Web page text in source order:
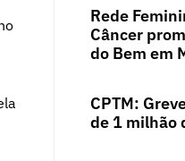
Rede
Câncer
do Bem em
CPTM:
de 1 milhão